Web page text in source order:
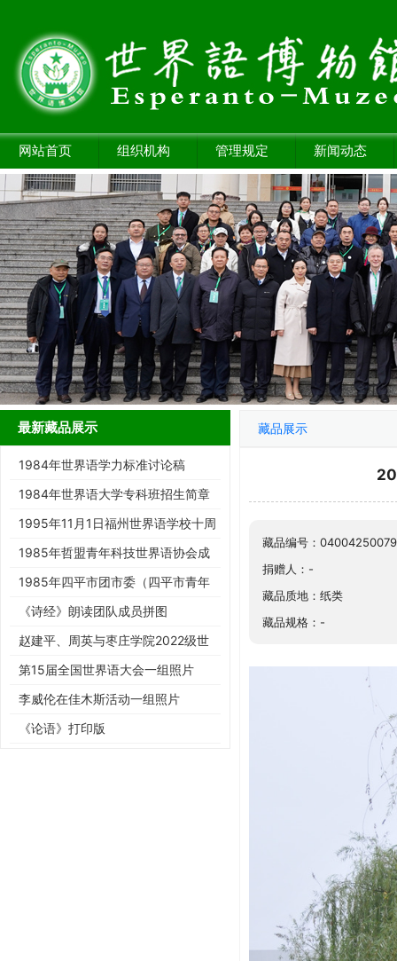
网站首页 组织机构 管理规定 新闻动态
最新藏品展示
1984年世界语学力标准讨论稿
1984年世界语大学专科班招生简章
1995年11月1日福州世界语学校十周
年庆典请柬
1985年哲盟青年科技世界语协会成
立大会请柬
1985年四平市团市委（四平市青年
世协筹）请柬
《诗经》朗读团队成员拼图
赵建平、周英与枣庄学院2022级世
界语班同学合影留念
第15届全国世界语大会一组照片
李威伦在佳木斯活动一组照片
《论语》打印版
藏品展示
藏品编号：
捐赠人：-
藏品质地：纸类
藏品规格：-